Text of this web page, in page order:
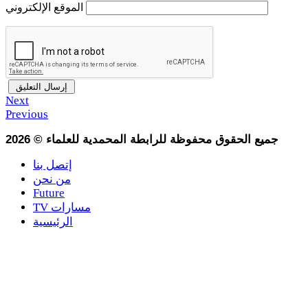
الموقع الإلكتروني
Next
Previous
2026 © جميع الحقوق محفوظة للرابطة المحمدية للعلماء
إتصل بنا
من نحن
Future
TV مسارات
الرئيسية